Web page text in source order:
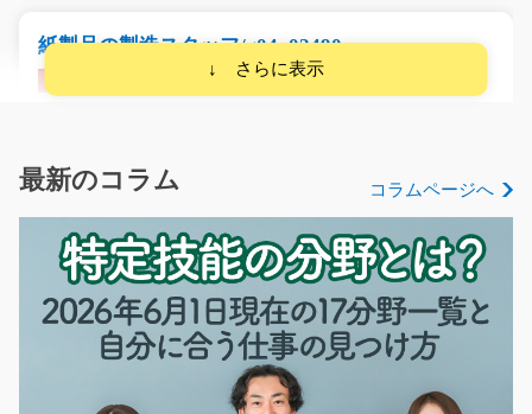
紙製品の製造スタッフ/g04_02490
長期（3ヶ月以上）
滋賀県愛知郡愛荘町
気になる
最新のコラム コラムページへ